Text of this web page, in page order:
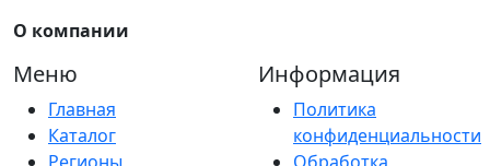
О компании
Меню
Главная
Каталог
Информация
Политика
конфиденциальности